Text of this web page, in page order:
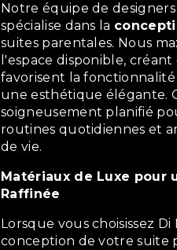
Notre équipe de
spécialise dans la
suites parentales. Nous
l'espace disponible,
favorisent la
une esthétique élégante.
soigneusement planifié
routines quotidiennes et
de vie.
Matériaux de Luxe pour
Raffinée
Lorsque vous choisissez
conception de votre suite